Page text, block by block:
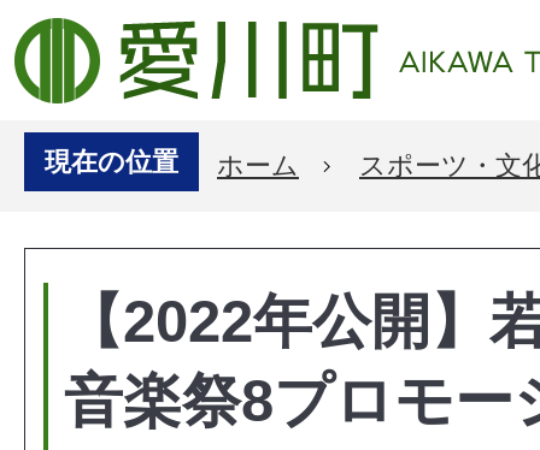
現在の位置 ホーム スポーツ・文
【2022年公開】
音楽祭8プロモー